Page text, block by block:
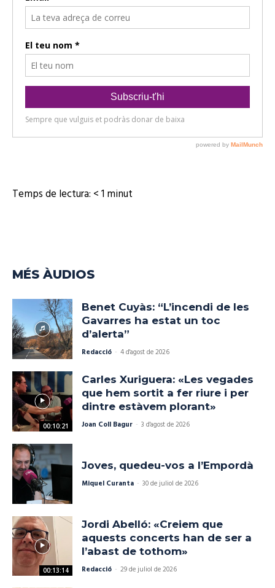
Temps de lectura: < 1minut
MÉS ÀUDIOS
Benet Cuyàs: “L’incendi de les
Gavarres ha estat un toc
d’alerta”
Redacció - 4 d'agost de 2026
00:10:21
Carles Xuriguera: «Les vegades
que hem sortit a fer riure i per
dintre estàvem plorant»
Joan Coll Bagur - 3 d'agost de 2026
Joves, quedeu-vos a l’Empordà
Miquel Curanta - 30 de juliol de 2026
00:13:14
Jordi Abelló: «Creiem que
aquests concerts han de ser a
l’abast de tothom»
Redacció - 29 de juliol de 2026